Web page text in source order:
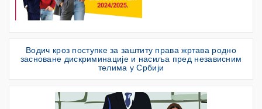
Водич кроз поступке за заштиту права жртава родно
засноване дискриминације и насиља пред независним
телима у Србији